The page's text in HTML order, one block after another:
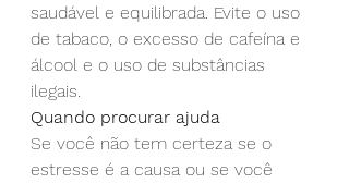
saudável e equilibrada. Evite o uso
de tabaco, o excesso de cafeína e
álcool e o uso de substâncias
ilegais.
Quando procurar ajuda
Se você não tem certeza se o
estresse é a causa ou se você